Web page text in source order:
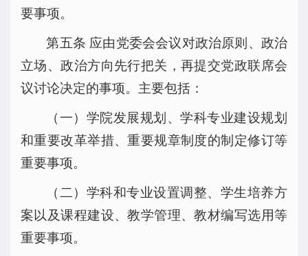
要事项。
第五条 应由党委会会议对政治原则、政治
立场、政治方向先行把关，再提交党政联席会
议讨论决定的事项。主要包括：
（一）学院发展规划、学科专业建设规划
和重要改革举措、重要规章制度的制定修订等
重要事项。
（二）学科和专业设置调整、学生培养方
案以及课程建设、教学管理、教材编写选用等
重要事项。